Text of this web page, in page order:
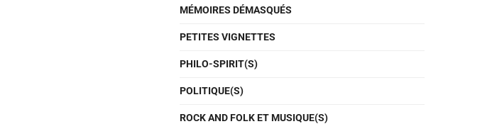
MÉMOIRES DÉMASQUÉS
PETITES VIGNETTES
PHILO-SPIRIT(S)
POLITIQUE(S)
ROCK AND FOLK ET MUSIQUE(S)